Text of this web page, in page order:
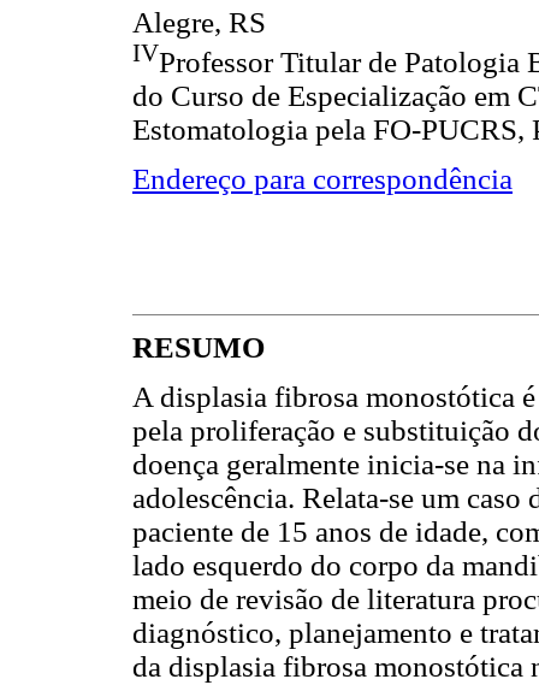
Alegre, RS
IVProfessor Titular de Patologia
do Curso de Especialização em
Estomatologia pela FO-PUCRS,
Endereço para correspondência
RESUMO
A displasia fibrosa monostótica
pela proliferação e substituição
doença geralmente inicia-se na
adolescência. Relata-se um
paciente de 15 anos de idade,
lado esquerdo do corpo da
meio de revisão de literatura
diagnóstico, planejamento e
da displasia fibrosa monostótica